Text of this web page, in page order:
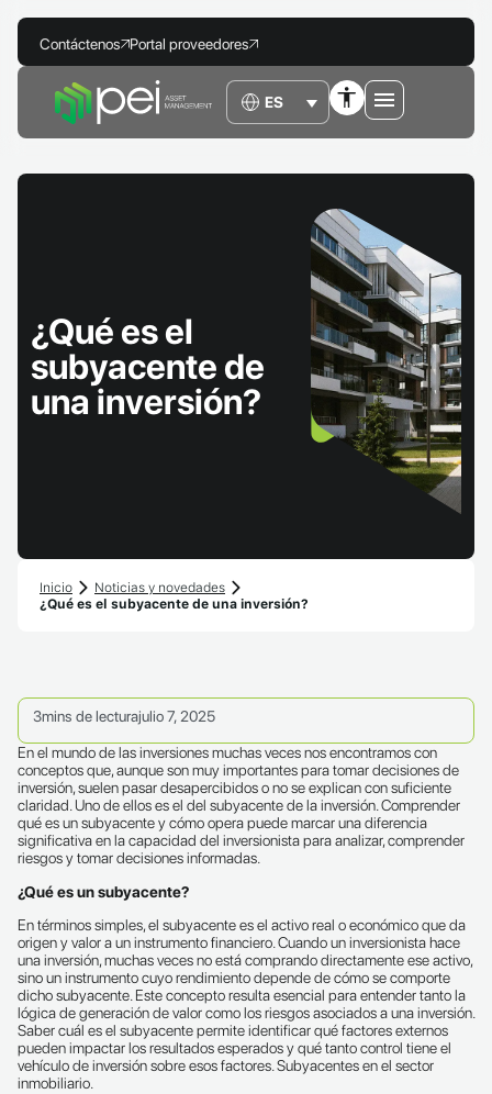
Contáctenos Portal proveedores
¿Qué es el
subyacente de
una inversión?
Inicio
Noticias y novedades
¿Qué es el subyacente de una inversión?
3mins de lecturajulio 7, 2025
En el mundo de las inversiones muchas veces nos encontramos con
conceptos que, aunque son muy importantes para tomar decisiones de
inversión, suelen pasar desapercibidos o no se explican con suficiente
claridad. Uno de ellos es el del subyacente de la inversión. Comprender
qué es un subyacente y cómo opera puede marcar una diferencia
significativa en la capacidad del inversionista para analizar, comprender
riesgos y tomar decisiones informadas.
¿Qué es un subyacente?
En términos simples, el subyacente es el activo real o económico que da
origen y valor a un instrumento financiero. Cuando un inversionista hace
una inversión, muchas veces no está comprando directamente ese activo,
sino un instrumento cuyo rendimiento depende de cómo se comporte
dicho subyacente. Este concepto resulta esencial para entender tanto la
lógica de generación de valor como los riesgos asociados a una inversión.
Saber cuál es el subyacente permite identificar qué factores externos
pueden impactar los resultados esperados y qué tanto control tiene el
vehículo de inversión sobre esos factores. Subyacentes en el sector
inmobiliario.